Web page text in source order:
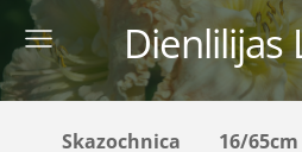
Dienlilijas
Skazochnica 16/65cm